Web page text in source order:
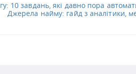
10 завдань, які давно пора
Джерела найму: гайд з аналітики,